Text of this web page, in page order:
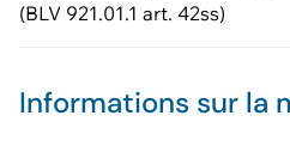
(BLV 921.01.1 art. 42ss)
Informations sur la